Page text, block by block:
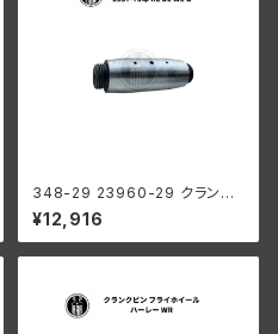
348-29 23960-29 クランク
ピン 3穴タイプ ハーレーダビッ
ドソン 1937-73年 RL DL WL
G
¥12,916